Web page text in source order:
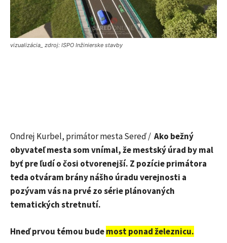
vizualizácia_ zdroj: ISPO Inžinierske stavby
Ondrej Kurbel, primátor mesta Sereď / Ako bežný
obyvateľ mesta som vnímal, že mestský úrad by mal
byť pre ľudí o čosi otvorenejší. Z pozície primátora
teda otváram brány nášho úradu verejnosti a
pozývam vás na prvé zo série plánovaných
tematických stretnutí.
Hneď prvou témou budemost ponad železnicu.